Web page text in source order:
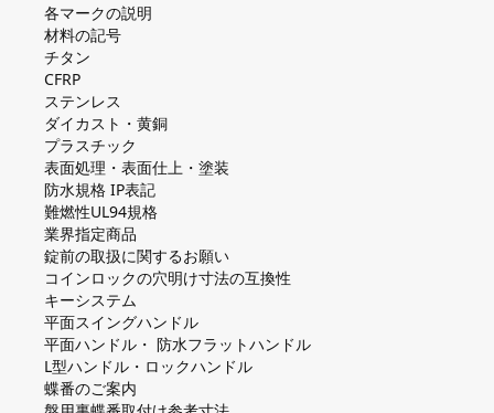
各マークの説明
材料の記号
チタン
CFRP
ステンレス
ダイカスト・⻩銅
プラスチック
表面処理・表面仕上・塗装
防⽔規格 IP表記
難燃性UL94規格
業界指定商品
錠前の取扱に関するお願い
コインロックの⽳明け⼨法の互換性
キーシステム
平⾯スイングハンドル
平⾯ハンドル・ 防⽔フラットハンドル
L型ハンドル・ロックハンドル
蝶番のご案内